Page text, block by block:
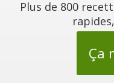
Plus de 800
Ça